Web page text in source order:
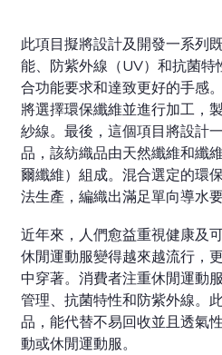
此項目擬將設計及開發一系列
能、防紫外線（UV）和抗菌
合功能要求和達致更好的手感
將選擇環保纖維並進行加工，
紗線。最後，這個項目將設計
品，該紡織品由天然纖維和纖
爾纖維）組成。混合選定的環
法生產，編織出滿足單向導水
近年來，人們愈益重視健康及
休閒運動服變得越來越流行，
中穿著。消費者注重休閒運動
管理、抗菌特性和防紫外線。
品，能代替不易回收並且透氣
動或休閒運動服。